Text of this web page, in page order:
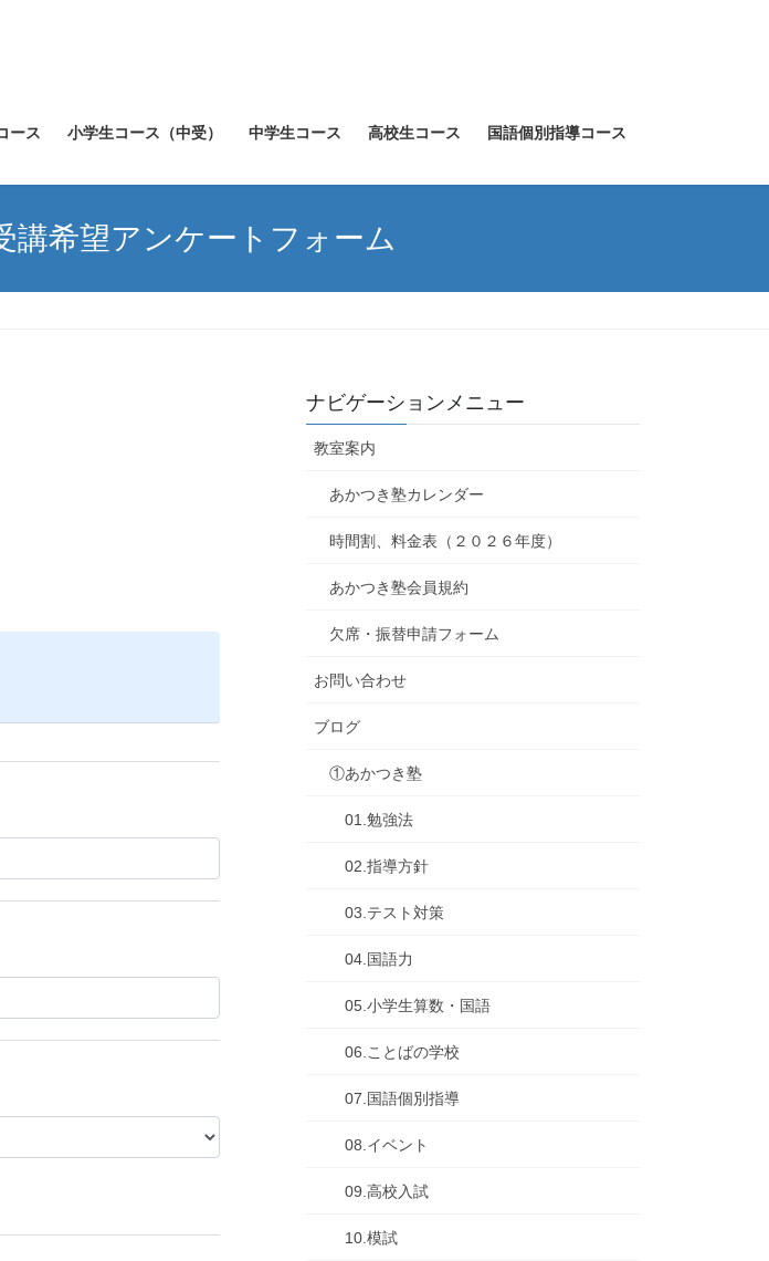
ース 小学生コース（中受） 中学生コース 高校生コース 国語個別指導コース
講希望アンケートフォーム
ナビゲーションメニュー
教室案内
あかつき塾カレンダー
時間割、料金表（２０２６年度）
あかつき塾会員規約
欠席・振替申請フォーム
お問い合わせ
ブログ
①あかつき塾
01.勉強法
02.指導方針
03.テスト対策
04.国語力
05.小学生算数・国語
06.ことばの学校
07.国語個別指導
08.イベント
09.高校入試
10.模試